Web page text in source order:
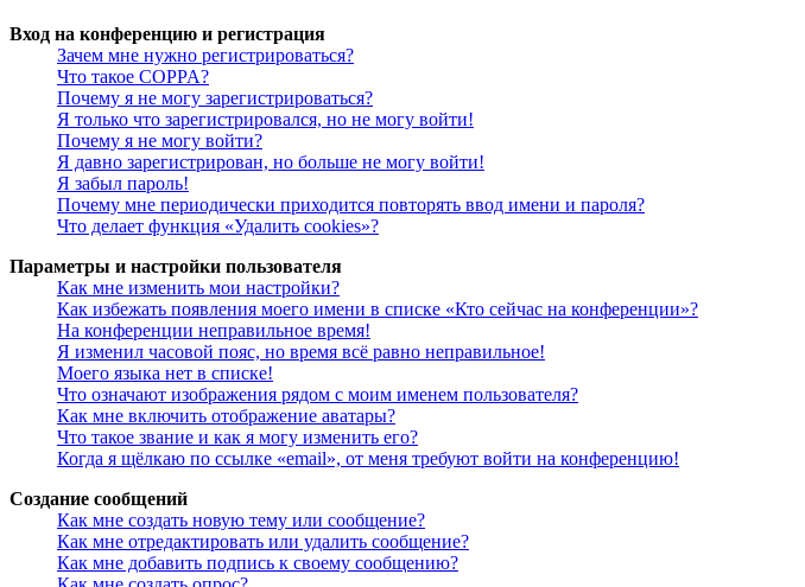
Вход на конференцию и регистрация
Зачем мне нужно регистрироваться?
Что такое COPPA?
Почему я не могу зарегистрироваться?
Я только что зарегистрировался, но не могу войти!
Почему я не могу войти?
Я давно зарегистрирован, но больше не могу войти!
Я забыл пароль!
Почему мне периодически приходится повторять ввод имени и пароля?
Что делает функция «Удалить cookies»?
Параметры и настройки пользователя
Как мне изменить мои настройки?
Как избежать появления моего имени в списке «Кто сейчас на конференции»?
На конференции неправильное время!
Я изменил часовой пояс, но время всё равно неправильное!
Моего языка нет в списке!
Что означают изображения рядом с моим именем пользователя?
Как мне включить отображение аватары?
Что такое звание и как я могу изменить его?
Когда я щёлкаю по ссылке «email», от меня требуют войти на конференцию!
Создание сообщений
Как мне создать новую тему или сообщение?
Как мне отредактировать или удалить сообщение?
Как мне добавить подпись к своему сообщению?